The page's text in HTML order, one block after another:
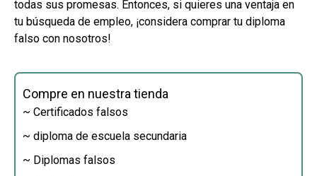
Compre en nuestra tienda
~ Certificados falsos
~ diploma de escuela secundaria
~ Diplomas falsos
todas sus promesas. Entonces, si quieres una ventaja en
tu búsqueda de empleo, ¡considera comprar tu diploma
falso con nosotros!